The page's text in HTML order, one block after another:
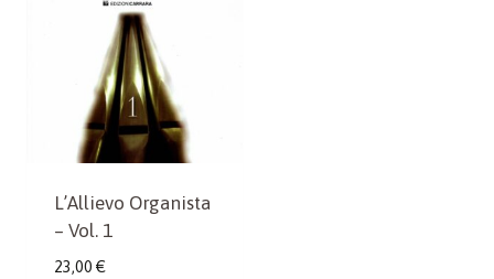
L’Allievo Organista
– Vol. 1
23,00 €